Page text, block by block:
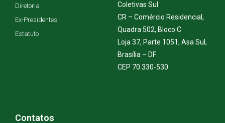
Diretoria
Ex-Presidentes
Estatuto
Coletivas Sul
CR – Comércio Residencial,
Quadra 502, Bloco C
Loja 37, Parte 1051, Asa Sul,
Brasília – DF
CEP 70.330-530
Contatos